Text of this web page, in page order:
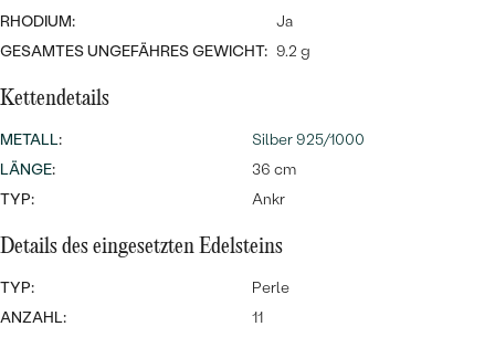
Meistverkaufte
Eheringe
MIT EDELSTEIN
GOLD
EDELSTEINSCHMUCK
SCHMUCK MIT LAB GROWN
DIAMANTEN
PERLENSCHMUCK
NACH STYL
PREISWERTE
LUXURIÖSE
LUXURIÖSE
RHODIUM:
Ja
GESAMTES UNGEFÄHRES GEWICHT: 9.2 g
Kettendetails
METALL:
Silber 925/1000
LÄNGE:
36 cm
TYP:
Ankr
Details des eingesetzten Edelsteins
TYP:
Perle
ANZAHL:
11